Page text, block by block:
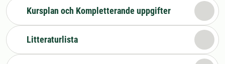
Kursplan och Kompletterande uppgifter
Litteraturlista